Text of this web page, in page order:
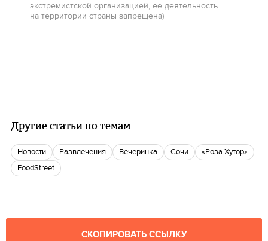
экстремистской организацией, ее деятельность
на территории страны запрещена)
Другие статьи по темам
новости Развлечения Вечеринка Сочи
«Роза Хутор»
FoodStreet
СКОПИРОВАТЬ ССЫЛКУ